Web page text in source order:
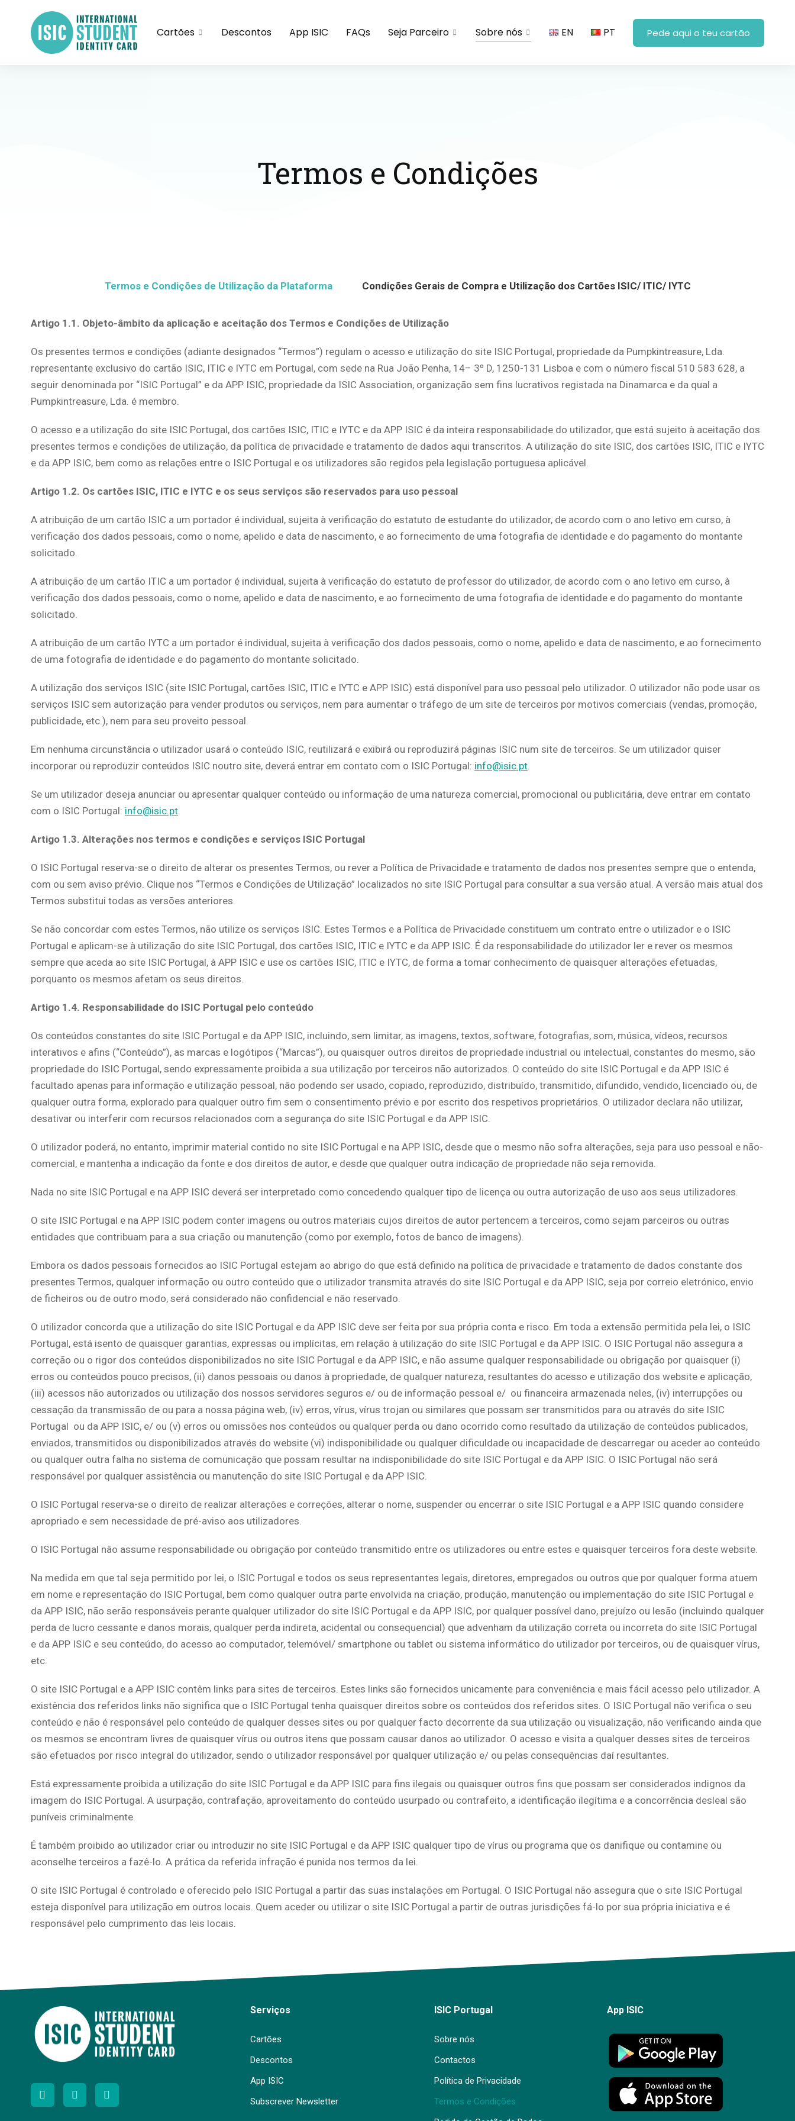
Cartões Descontos App ISIC FAQs Seja Parceiro Sobre nós EN PT Pede aqui o teu cartão
Termos e Condições
Termos e Condições de Utilização da Plataforma Condições Gerais de Compra e Utilização dos Cartões ISIC/ ITIC/ IYTC
Artigo 1.1. Objeto-âmbito da aplicação e aceitação dos Termos e Condições de Utilização
Os presentes termos e condições (adiante designados “Termos”) regulam o acesso e utilização do site ISIC Portugal, propriedade da Pumpkintreasure, Lda.
representante exclusivo do cartão ISIC, ITIC e IYTC em Portugal, com sede na Rua João Penha, 14– 3º D, 1250-131 Lisboa e com o número fiscal 510 583 628, a
seguir denominada por “ISIC Portugal” e da APP ISIC, propriedade da ISIC Association, organização sem fins lucrativos registada na Dinamarca e da qual a
Pumpkintreasure, Lda. é membro.
O acesso e a utilização do site ISIC Portugal, dos cartões ISIC, ITIC e IYTC e da APP ISIC é da inteira responsabilidade do utilizador, que está sujeito à aceitação dos
presentes termos e condições de utilização, da política de privacidade e tratamento de dados aqui transcritos. A utilização do site ISIC, dos cartões ISIC, ITIC e IYTC
e da APP ISIC, bem como as relações entre o ISIC Portugal e os utilizadores são regidos pela legislação portuguesa aplicável.
Artigo 1.2. Os cartões ISIC, ITIC e IYTC e os seus serviços são reservados para uso pessoal
A atribuição de um cartão ISIC a um portador é individual, sujeita à verificação do estatuto de estudante do utilizador, de acordo com o ano letivo em curso, à
verificação dos dados pessoais, como o nome, apelido e data de nascimento, e ao fornecimento de uma fotografia de identidade e do pagamento do montante
solicitado.
A atribuição de um cartão ITIC a um portador é individual, sujeita à verificação do estatuto de professor do utilizador, de acordo com o ano letivo em curso, à
verificação dos dados pessoais, como o nome, apelido e data de nascimento, e ao fornecimento de uma fotografia de identidade e do pagamento do montante
solicitado.
A atribuição de um cartão IYTC a um portador é individual, sujeita à verificação dos dados pessoais, como o nome, apelido e data de nascimento, e ao fornecimento
de uma fotografia de identidade e do pagamento do montante solicitado.
A utilização dos serviços ISIC (site ISIC Portugal, cartões ISIC, ITIC e IYTC e APP ISIC) está disponível para uso pessoal pelo utilizador. O utilizador não pode usar os
serviços ISIC sem autorização para vender produtos ou serviços, nem para aumentar o tráfego de um site de terceiros por motivos comerciais (vendas, promoção,
publicidade, etc.), nem para seu proveito pessoal.
Em nenhuma circunstância o utilizador usará o conteúdo ISIC, reutilizará e exibirá ou reproduzirá páginas ISIC num site de terceiros. Se um utilizador quiser
incorporar ou reproduzir conteúdos ISIC noutro site, deverá entrar em contato com o ISIC Portugal: info@isic.pt.
Se um utilizador deseja anunciar ou apresentar qualquer conteúdo ou informação de uma natureza comercial, promocional ou publicitária, deve entrar em contato
com o ISIC Portugal: info@isic.pt.
Artigo 1.3. Alterações nos termos e condições e serviços ISIC Portugal
O ISIC Portugal reserva-se o direito de alterar os presentes Termos, ou rever a Política de Privacidade e tratamento de dados nos presentes sempre que o entenda,
com ou sem aviso prévio. Clique nos “Termos e Condições de Utilização” localizados no site ISIC Portugal para consultar a sua versão atual. A versão mais atual dos
Termos substitui todas as versões anteriores.
Se não concordar com estes Termos, não utilize os serviços ISIC. Estes Termos e a Política de Privacidade constituem um contrato entre o utilizador e o ISIC
Portugal e aplicam-se à utilização do site ISIC Portugal, dos cartões ISIC, ITIC e IYTC e da APP ISIC. É da responsabilidade do utilizador ler e rever os mesmos
sempre que aceda ao site ISIC Portugal, à APP ISIC e use os cartões ISIC, ITIC e IYTC, de forma a tomar conhecimento de quaisquer alterações efetuadas,
porquanto os mesmos afetam os seus direitos.
Artigo 1.4. Responsabilidade do ISIC Portugal pelo conteúdo
Os conteúdos constantes do site ISIC Portugal e da APP ISIC, incluindo, sem limitar, as imagens, textos, software, fotografias, som, música, vídeos, recursos
interativos e afins (“Conteúdo”), as marcas e logótipos (“Marcas”), ou quaisquer outros direitos de propriedade industrial ou intelectual, constantes do mesmo, são
propriedade do ISIC Portugal, sendo expressamente proibida a sua utilização por terceiros não autorizados. O conteúdo do site ISIC Portugal e da APP ISIC é
facultado apenas para informação e utilização pessoal, não podendo ser usado, copiado, reproduzido, distribuído, transmitido, difundido, vendido, licenciado ou, de
qualquer outra forma, explorado para qualquer outro fim sem o consentimento prévio e por escrito dos respetivos proprietários. O utilizador declara não utilizar,
desativar ou interferir com recursos relacionados com a segurança do site ISIC Portugal e da APP ISIC.
O utilizador poderá, no entanto, imprimir material contido no site ISIC Portugal e na APP ISIC, desde que o mesmo não sofra alterações, seja para uso pessoal e não-
comercial, e mantenha a indicação da fonte e dos direitos de autor, e desde que qualquer outra indicação de propriedade não seja removida.
Nada no site ISIC Portugal e na APP ISIC deverá ser interpretado como concedendo qualquer tipo de licença ou outra autorização de uso aos seus utilizadores.
O site ISIC Portugal e na APP ISIC podem conter imagens ou outros materiais cujos direitos de autor pertencem a terceiros, como sejam parceiros ou outras
entidades que contribuam para a sua criação ou manutenção (como por exemplo, fotos de banco de imagens).
Embora os dados pessoais fornecidos ao ISIC Portugal estejam ao abrigo do que está definido na política de privacidade e tratamento de dados constante dos
presentes Termos, qualquer informação ou outro conteúdo que o utilizador transmita através do site ISIC Portugal e da APP ISIC, seja por correio eletrónico, envio
de ficheiros ou de outro modo, será considerado não confidencial e não reservado.
O utilizador concorda que a utilização do site ISIC Portugal e da APP ISIC deve ser feita por sua própria conta e risco. Em toda a extensão permitida pela lei, o ISIC
Portugal, está isento de quaisquer garantias, expressas ou implícitas, em relação à utilização do site ISIC Portugal e da APP ISIC. O ISIC Portugal não assegura a
correção ou o rigor dos conteúdos disponibilizados no site ISIC Portugal e da APP ISIC, e não assume qualquer responsabilidade ou obrigação por quaisquer (i)
erros ou conteúdos pouco precisos, (ii) danos pessoais ou danos à propriedade, de qualquer natureza, resultantes do acesso e utilização dos website e aplicação,
(iii) acessos não autorizados ou utilização dos nossos servidores seguros e/ ou de informação pessoal e/ ou financeira armazenada neles, (iv) interrupções ou
cessação da transmissão de ou para a nossa página web, (iv) erros, vírus, vírus trojan ou similares que possam ser transmitidos para ou através do site ISIC
Portugal ou da APP ISIC, e/ ou (v) erros ou omissões nos conteúdos ou qualquer perda ou dano ocorrido como resultado da utilização de conteúdos publicados,
enviados, transmitidos ou disponibilizados através do website (vi) indisponibilidade ou qualquer dificuldade ou incapacidade de descarregar ou aceder ao conteúdo
ou qualquer outra falha no sistema de comunicação que possam resultar na indisponibilidade do site ISIC Portugal e da APP ISIC. O ISIC Portugal não será
responsável por qualquer assistência ou manutenção do site ISIC Portugal e da APP ISIC.
O ISIC Portugal reserva-se o direito de realizar alterações e correções, alterar o nome, suspender ou encerrar o site ISIC Portugal e a APP ISIC quando considere
apropriado e sem necessidade de pré-aviso aos utilizadores.
O ISIC Portugal não assume responsabilidade ou obrigação por conteúdo transmitido entre os utilizadores ou entre estes e quaisquer terceiros fora deste website.
Na medida em que tal seja permitido por lei, o ISIC Portugal e todos os seus representantes legais, diretores, empregados ou outros que por qualquer forma atuem
em nome e representação do ISIC Portugal, bem como qualquer outra parte envolvida na criação, produção, manutenção ou implementação do site ISIC Portugal e
da APP ISIC, não serão responsáveis perante qualquer utilizador do site ISIC Portugal e da APP ISIC, por qualquer possível dano, prejuízo ou lesão (incluindo qualquer
perda de lucro cessante e danos morais, qualquer perda indireta, acidental ou consequencial) que advenham da utilização correta ou incorreta do site ISIC Portugal
e da APP ISIC e seu conteúdo, do acesso ao computador, telemóvel/ smartphone ou tablet ou sistema informático do utilizador por terceiros, ou de quaisquer vírus,
etc.
O site ISIC Portugal e a APP ISIC contêm links para sites de terceiros. Estes links são fornecidos unicamente para conveniência e mais fácil acesso pelo utilizador. A
existência dos referidos links não significa que o ISIC Portugal tenha quaisquer direitos sobre os conteúdos dos referidos sites. O ISIC Portugal não verifica o seu
conteúdo e não é responsável pelo conteúdo de qualquer desses sites ou por qualquer facto decorrente da sua utilização ou visualização, não verificando ainda que
os mesmos se encontram livres de quaisquer vírus ou outros itens que possam causar danos ao utilizador. O acesso e visita a qualquer desses sites de terceiros
são efetuados por risco integral do utilizador, sendo o utilizador responsável por qualquer utilização e/ ou pelas consequências daí resultantes.
Está expressamente proibida a utilização do site ISIC Portugal e da APP ISIC para fins ilegais ou quaisquer outros fins que possam ser considerados indignos da
imagem do ISIC Portugal. A usurpação, contrafação, aproveitamento do conteúdo usurpado ou contrafeito, a identificação ilegítima e a concorrência desleal são
puníveis criminalmente.
É também proibido ao utilizador criar ou introduzir no site ISIC Portugal e da APP ISIC qualquer tipo de vírus ou programa que os danifique ou contamine ou
aconselhe terceiros a fazê-lo. A prática da referida infração é punida nos termos da lei.
O site ISIC Portugal é controlado e oferecido pelo ISIC Portugal a partir das suas instalações em Portugal. O ISIC Portugal não assegura que o site ISIC Portugal
esteja disponível para utilização em outros locais. Quem aceder ou utilizar o site ISIC Portugal a partir de outras jurisdições fá-lo por sua própria iniciativa e é
responsável pelo cumprimento das leis locais.
Serviços
Cartões
Descontos
App ISIC
Subscrever Newsletter
ISIC Portugal
Sobre nós
Contactos
Política de Privacidade
Termos e Condições
App ISIC